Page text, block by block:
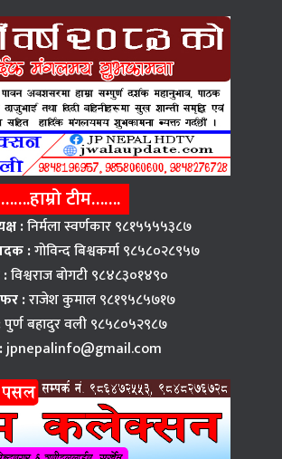
…….हाम्रो टीम…….
:निर्मला स्वर्णकार ९८१५५५५३८७
:गोविन्द बिश्वकर्मा ९८५८०२८९५७
:विश्वराज बाेगटी ९८४८३०१४९०
:राजेश कुमाल ९८१९५८५७१७
पुर्ण बहादुर वली ९८५८०५२९८७
jpnepalinfo@gmail.com